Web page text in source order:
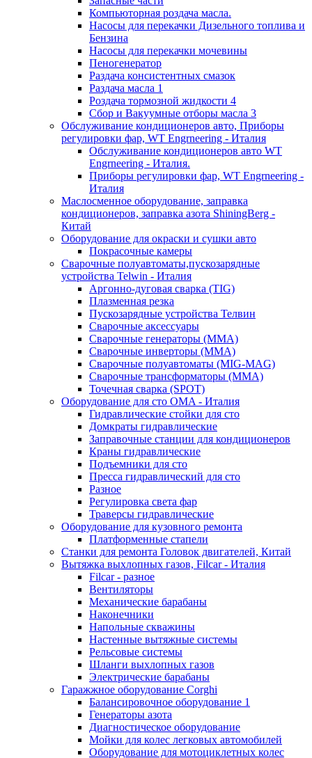
Компьюторная роздача масла.
Насосы для перекачки Дизельного топлива и
Бензина
Насосы для перекачки мочевины
Пеногенератор
Раздача консистентных смазок
Раздача масла 1
Роздача тормозной жидкости 4
Сбор и Вакуумные отборы масла 3
Обслуживание кондиционеров авто, Приборы
регулировки фар, WT Engrneering - Италия
Обслуживание кондиционеров авто WT
Engrneering - Италия.
Приборы регулировки фар, WT Engrneering -
Италия
Маслосменное оборудование, заправка
кондиционеров, заправка азота ShiningBerg -
Китай
Оборудование для окраски и сушки авто
Покрасочные камеры
Сварочные полуавтоматы,пускозарядные
устройства Telwin - Италия
Аргонно-дуговая сварка (TIG)
Плазменная резка
Пускозарядные устройства Телвин
Сварочные аксессуары
Сварочные генераторы (MMA)
Сварочные инверторы (MMA)
Сварочные полуавтоматы (MIG-MAG)
Сварочные трансформаторы (MMA)
Точечная сварка (SPOT)
Оборудование для сто OMA - Италия
Гидравлические стойки для сто
Домкраты гидравлические
Заправочные станции для кондиционеров
Краны гидравлические
Подъемники для сто
Пресса гидравлический для сто
Разное
Регулировка света фар
Траверсы гидравлические
Оборудование для кузовного ремонта
Платформенные стапели
Станки для ремонта Головок двигателей, Китай
Вытяжка выхлопных газов, Filcar - Италия
Filcar - разное
Вентиляторы
Механические барабаны
Наконечники
Напольные скважины
Настенные вытяжные системы
Рельсовые системы
Шланги выхлопных газов
Электрические барабаны
Гаражжное оборудование Corghi
Балансировочное оборудование 1
Генераторы азота
Диагностическое оборудование
Мойки для колес легковых автомобилей
Оборудование для мотоциклетных колес